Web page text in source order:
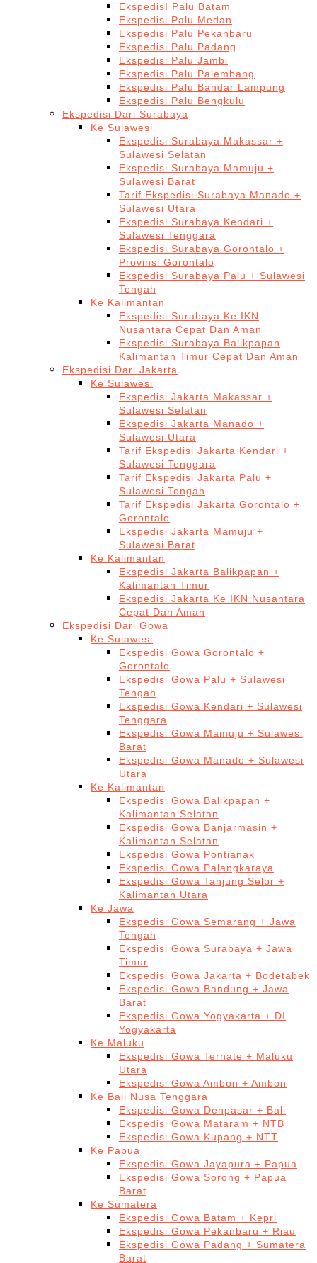
EkspedisI Palu Batam
Ekspedisi Palu Medan
Ekspedisi Palu Pekanbaru
Ekspedisi Palu Padang
Ekspedisi Palu Jambi
Ekspedisi Palu Palembang
Ekspedisi Palu Bandar Lampung
Ekspedisi Palu Bengkulu
Ekspedisi Dari Surabaya
Ke Sulawesi
Ekspedisi Surabaya Makassar +
Sulawesi Selatan
Ekspedisi Surabaya Mamuju +
Sulawesi Barat
Tarif Ekspedisi Surabaya Manado +
Sulawesi Utara
Ekspedisi Surabaya Kendari +
Sulawesi Tenggara
Ekspedisi Surabaya Gorontalo +
Provinsi Gorontalo
Ekspedisi Surabaya Palu + Sulawesi
Tengah
Ke Kalimantan
Ekspedisi Surabaya Ke IKN
Nusantara Cepat Dan Aman
Ekspedisi Surabaya Balikpapan
Kalimantan Timur Cepat Dan Aman
Ekspedisi Dari Jakarta
Ke Sulawesi
Ekspedisi Jakarta Makassar +
Sulawesi Selatan
Ekspedisi Jakarta Manado +
Sulawesi Utara
Tarif Ekspedisi Jakarta Kendari +
Sulawesi Tenggara
Tarif Ekspedisi Jakarta Palu +
Sulawesi Tengah
Tarif Ekspedisi Jakarta Gorontalo +
Gorontalo
Ekspedisi Jakarta Mamuju +
Sulawesi Barat
Ke Kalimantan
Ekspedisi Jakarta Balikpapan +
Kalimantan Timur
Ekspedisi Jakarta Ke IKN Nusantara
Cepat Dan Aman
Ekspedisi Dari Gowa
Ke Sulawesi
Ekspedisi Gowa Gorontalo +
Gorontalo
Ekspedisi Gowa Palu + Sulawesi
Tengah
Ekspedisi Gowa Kendari + Sulawesi
Tenggara
Ekspedisi Gowa Mamuju + Sulawesi
Barat
Ekspedisi Gowa Manado + Sulawesi
Utara
Ke Kalimantan
Ekspedisi Gowa Balikpapan +
Kalimantan Selatan
Ekspedisi Gowa Banjarmasin +
Kalimantan Selatan
Ekspedisi Gowa Pontianak
Ekspedisi Gowa Palangkaraya
Ekspedisi Gowa Tanjung Selor +
Kalimantan Utara
Ke Jawa
Ekspedisi Gowa Semarang + Jawa
Tengah
Ekspedisi Gowa Surabaya + Jawa
Timur
Ekspedisi Gowa Jakarta + Bodetabek
Ekspedisi Gowa Bandung + Jawa
Barat
Ekspedisi Gowa Yogyakarta + DI
Yogyakarta
Ke Maluku
Ekspedisi Gowa Ternate + Maluku
Utara
Ekspedisi Gowa Ambon + Ambon
Ke Bali Nusa Tenggara
Ekspedisi Gowa Denpasar + Bali
Ekspedisi Gowa Mataram + NTB
Ekspedisi Gowa Kupang + NTT
Ke Papua
Ekspedisi Gowa Jayapura + Papua
Ekspedisi Gowa Sorong + Papua
Barat
Ke Sumatera
Ekspedisi Gowa Batam + Kepri
Ekspedisi Gowa Pekanbaru + Riau
Ekspedisi Gowa Padang + Sumatera
Barat